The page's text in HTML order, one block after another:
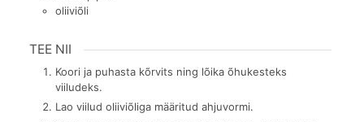
oliiviõli
TEE NII
Koori ja puhasta kõrvits ning lõika õhukesteks
viiludeks.
Lao viilud oliiviõliga määritud ahjuvormi.